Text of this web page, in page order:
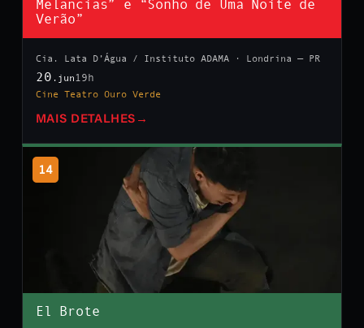
Melancias” e “Sonho de Uma Noite de
Verão”
Cia. Lata D’Água / Instituto ADAMA · Londrina — PR
20 .jun 19h
Cine Teatro Ouro Verde
MAIS DETALHES →
14
El Brote